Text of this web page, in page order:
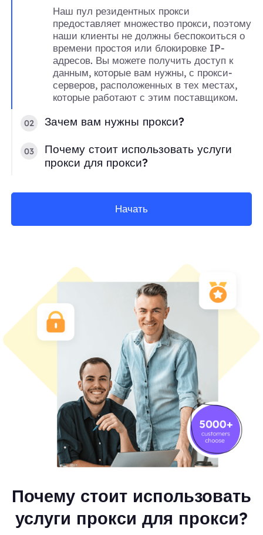
Наш пул резидентных прокси
предоставляет множество прокси, поэтому
наши клиенты не должны беспокоиться о
времени простоя или блокировке IP-
адресов. Вы можете получить доступ к
данным, которые вам нужны, с прокси-
серверов, расположенных в тех местах,
которые работают с этим поставщиком.
02 Зачем вам нужны прокси?
03
Почему стоит использовать услуги
прокси для прокси?
Начать
Почему стоит использовать
услуги прокси для прокси?